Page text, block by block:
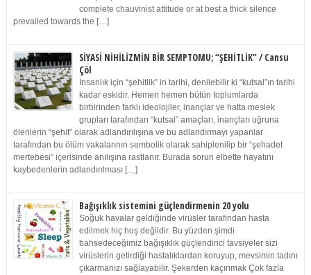
complete chauvinist attitude or at best a thick silence
prevailed towards the […]
SİYASİ NİHİLİZMİN BİR SEMPTOMU; “ŞEHİTLİK” / Cansu
Çöl
İnsanlık için “şehitlik” in tarihi, denilebilir ki “kutsal”ın tarihi
kadar eskidir. Hemen hemen bütün toplumlarda
birbirinden farklı ideolojiler, inançlar ve hatta meslek
grupları tarafından “kutsal” amaçları, inançları uğruna
ölenlerin “şehit” olarak adlandırılışına ve bu adlandırmayı yapanlar
tarafından bu ölüm vakalarının sembolik olarak sahiplenilip bir “şehadet
mertebesi” içerisinde anılışına rastlanır. Burada sorun elbette hayatını
kaybedenlerin adlandırılması […]
Bağışıklık sistemini güçlendirmenin 20 yolu
Soğuk havalar geldiğinde virüsler tarafından hasta
edilmek hiç hoş değildir. Bu yüzden şimdi
bahsedeceğimiz bağışıklık güçlendirici tavsiyeler sizi
virüslerin getirdiği hastalıklardan koruyup, mevsimin tadını
çıkarmanızı sağlayabilir. Şekerden kaçınmak Çok fazla